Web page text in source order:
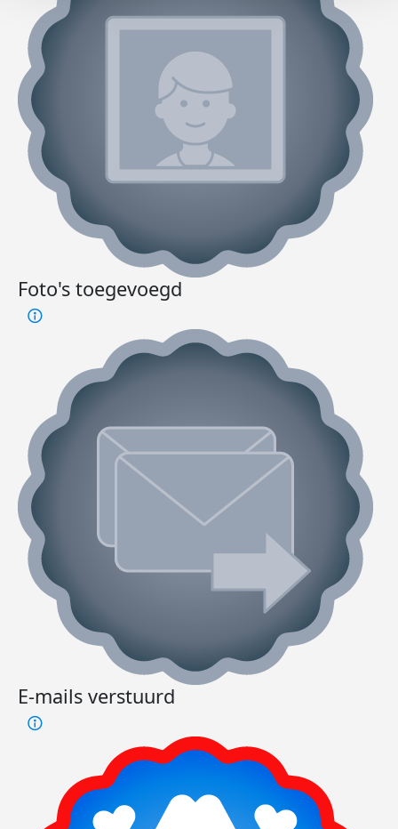
Foto's toegevoegd
E-mails verstuurd